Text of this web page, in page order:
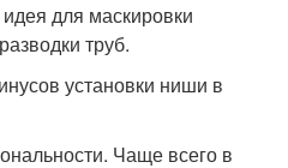
для маскировки
труб.
установки ниши в
Чаще всего в